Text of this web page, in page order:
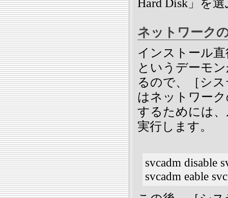
ネットワーク
インストール直
というデーモ
るので、［シ
はネットワー
するためには
実行します。
svcadm disable
svcadm eable